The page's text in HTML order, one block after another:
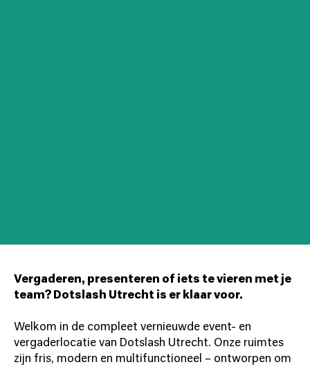
Vergaderen, presenteren of iets te vieren met je
team? Dotslash Utrecht is er klaar voor.
Welkom in de compleet vernieuwde event- en
vergaderlocatie van Dotslash Utrecht. Onze ruimtes
zijn fris, modern en multifunctioneel – ontworpen om